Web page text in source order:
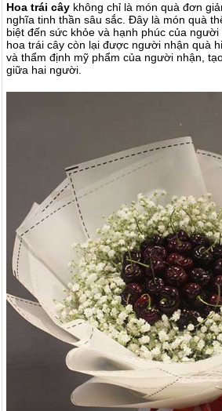
Hoa trái cây không chỉ là món quà đơn
nghĩa tinh thần sâu sắc. Đây là món quà
biệt đến sức khỏe và hạnh phúc của
hoa trái cây còn lại được người nhận quà
và thẩm định mỹ phẩm của người nhận,
giữa hai người.